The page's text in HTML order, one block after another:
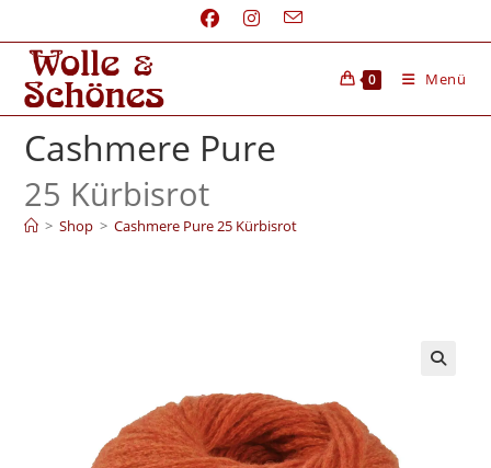
0 Menü
Cashmere Pure
25 Kürbisrot
> Shop > Cashmere Pure 25 Kürbisrot